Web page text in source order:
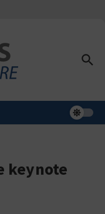
keynote